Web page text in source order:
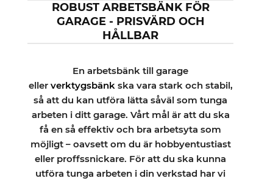
ROBUST ARBETSBÄNK FÖR
GARAGE - PRISVÄRD OCH
HÅLLBAR
En arbetsbänk till garage
eller verktygsbänkska vara stark och stabil,
så att du kan utföra lätta såväl som tunga
arbeten i ditt garage. Vårt mål är att du ska
få en så effektiv och bra arbetsyta som
möjligt – oavsett om du är hobbyentustiast
eller proffssnickare. För att du ska kunna
utföra tunga arbeten i din verkstad har vi